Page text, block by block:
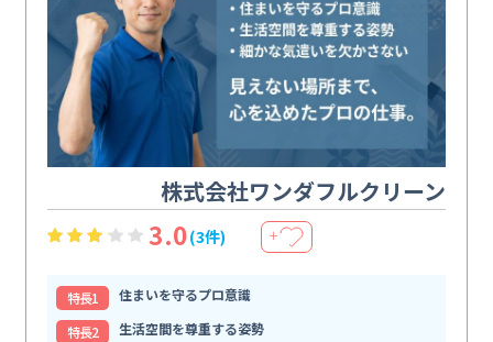
株式会社ワンダフルクリーン
3.0(3件) ＋
特⻑1
住まいを守るプロ意識
特⻑2
生活空間を尊重する姿勢